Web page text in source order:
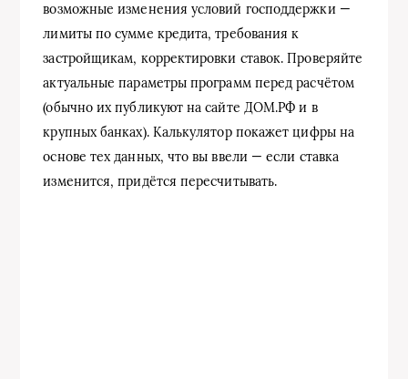
возможные изменения условий господдержки —
лимиты по сумме кредита, требования к
застройщикам, корректировки ставок. Проверяйте
актуальные параметры программ перед расчётом
(обычно их публикуют на сайте ДОМ.РФ и в
крупных банках). Калькулятор покажет цифры на
основе тех данных, что вы ввели — если ставка
изменится, придётся пересчитывать.